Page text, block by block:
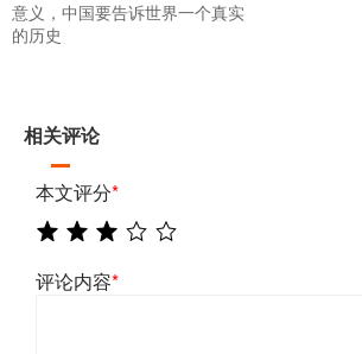
意义，中国要告诉世界一个真实
的历史
相关评论
本文评分*
评论内容*